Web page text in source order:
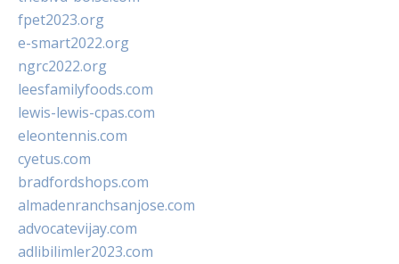
fpet2023.org
e-smart2022.org
ngrc2022.org
leesfamilyfoods.com
lewis-lewis-cpas.com
eleontennis.com
cyetus.com
bradfordshops.com
almadenranchsanjose.com
advocatevijay.com
adlibilimler2023.com